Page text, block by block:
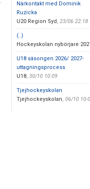
Närkontakt med Dominik
Ruzicka
U20 Region Syd , 23/06 22:18
(..)
Hockeyskolan nybörjare
U18 säsongen 2026/ 2027-
uttagningsprocess
U18, 30/10 10:09
Tjejhockeyskolan
Tjejhockeyskolan, 06/10 10-